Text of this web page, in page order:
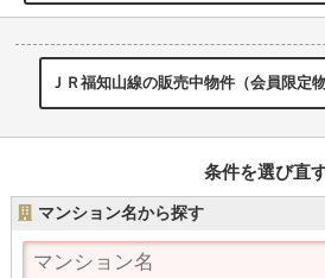
ＪＲ福知山線の販売中物件（会員限定
条件を選び直
マンション名から探す